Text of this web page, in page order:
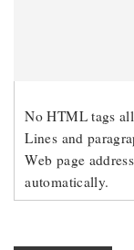
No HTML tags
Lines and
Web page
automatically.